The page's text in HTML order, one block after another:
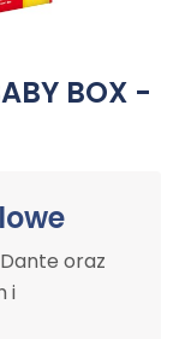
BOX -
oraz
i